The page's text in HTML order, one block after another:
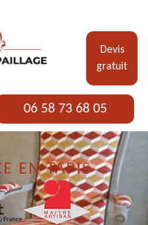
Devis
gratuit
06 58 73 68 05
EN TAPIS